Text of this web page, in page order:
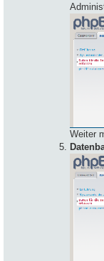
Weiter